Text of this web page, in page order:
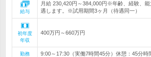
給与
月給 230,420円～384,000円※年齢、経験、
遇します。※試用期間3ヶ月（待遇同一）
初年度
年収
400万円～660万円
勤務
9:00～17:30（実働7時間45分）休憩：45分時